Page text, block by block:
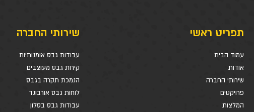
תפריט ראשי
עמוד הבית
אודות
שירותי החברה
פרויקטים
המלצות
שירותי החברה
עבודות גבס אומנותיות
קירות גבס מעוצבים
הנמכת תקרה בגבס
לוחות גבס אורבונד
עבודות גבס בסלון